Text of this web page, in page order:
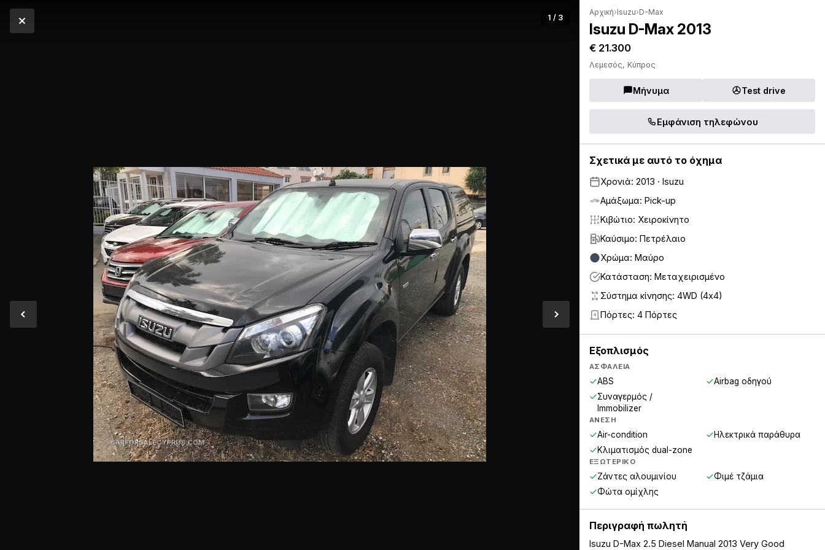
1 / 3
Αρχική›Isuzu›D-Max
Isuzu D-Max 2013
€ 21.300
Λεμεσός, Κύπρος
Μήνυμα Test drive
Εμφάνιση τηλεφώνου
Σχετικά με αυτό το όχημα
Χρονιά: 2013 · Isuzu
Αμάξωμα: Pick-up
Κιβώτιο: Χειροκίνητο
Καύσιμο: Πετρέλαιο
Χρώμα: Μαύρο
Κατάσταση: Μεταχειρισμένο
Σύστημα κίνησης: 4WD (4x4)
4 Πόρτες: 4 Πόρτες
Εξοπλισμός
ΑΣΦΆΛΕΙΑ
ABS
Airbag οδηγού
Συναγερμός /
Immobilizer
ΆΝΕΣΗ
Air-condition
Ηλεκτρικά παράθυρα
Κλιματισμός dual-zone
ΕΞΩΤΕΡΙΚΌ
Ζάντες αλουμινίου
Φιμέ τζάμια
Φώτα ομίχλης
Περιγραφή πωλητή
Isuzu D-Max 2.5 Diesel Manual 2013 Very Good